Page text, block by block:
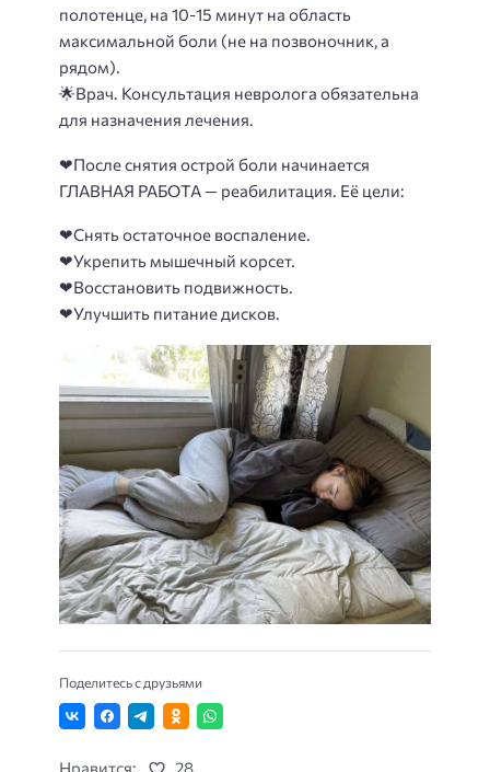
полотенце, на 10-15 минут на область
максимальной боли (не на позвоночник, а
рядом).
🌟Врач. Консультация невролога обязательна
для назначения лечения.
❤После снятия острой боли начинается
ГЛАВНАЯ РАБОТА — реабилитация. Её цели:
❤Снять остаточное воспаление.
❤Укрепить мышечный корсет.
❤Восстановить подвижность.
❤Улучшить питание дисков.
Поделитесь с друзьями